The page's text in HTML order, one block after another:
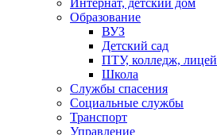
Интернат, детский дом
Образование
ВУЗ
Детский сад
ПТУ, колледж, лицей
Школа
Службы спасения
Социальные службы
Транспорт
Управление